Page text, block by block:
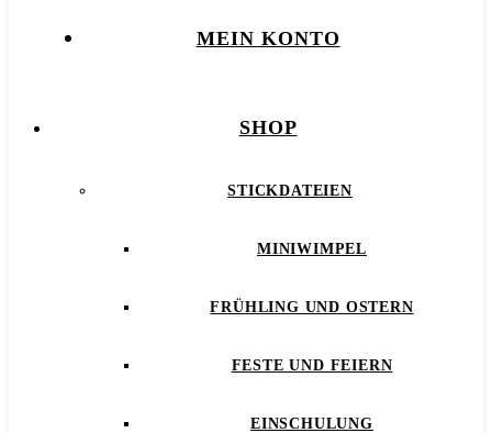
MEIN KONTO
SHOP
STICKDATEIEN
MINIWIMPEL
FRÜHLING UND OSTERN
FESTE UND FEIERN
EINSCHULUNG